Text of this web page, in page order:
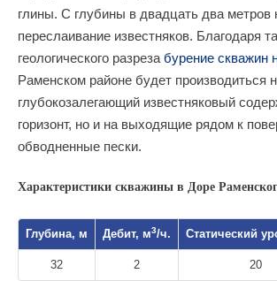
глины. С глубины в двадцать два метров
переслаивание известняков. Благодаря
геологического разреза бурение скважин
Раменском районе будет производиться
глубокозалегающий известняковый
горизонт, но и на выходящие рядом к
обводненные пески.
Характеристики скважины в Доре
Глубина, м Дебит, м3/ч. Статический
32 2 20